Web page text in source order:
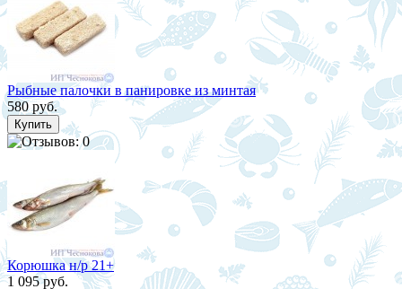
Рыбные палочки в панировке из минтая
580 руб.
Корюшка н/р 21+
1 095 руб.